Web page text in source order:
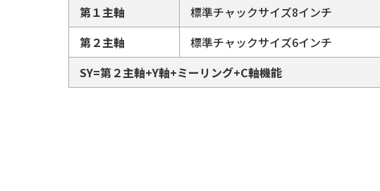
第１主軸
標準チャックサイズ8インチ
第２主軸
標準チャックサイズ6インチ
SY=第２主軸+Y軸+ミーリング+C軸機能